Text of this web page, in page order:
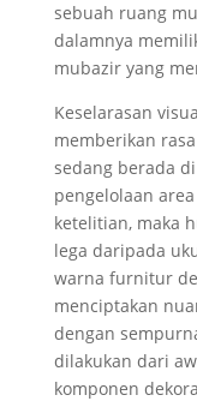
sebuah ruang
dalamnya
mubazir yang
Keselarasan
memberikan
sedang berada
pengelolaan
ketelitian, maka
lega daripada
warna furnitur
menciptakan
dengan
dilakukan dari
komponen